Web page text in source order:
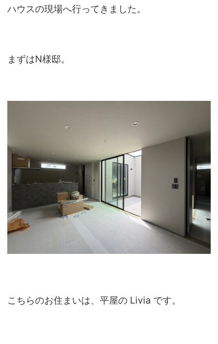
ハウスの現場へ行ってきました。
まずはN様邸。
こちらのお住まいは、平屋の Livia です。